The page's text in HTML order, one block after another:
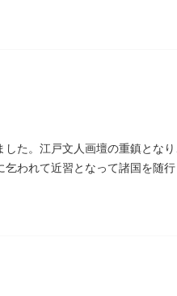
た。江戸文人画壇の重鎮とな
われて近習となって諸国を随行